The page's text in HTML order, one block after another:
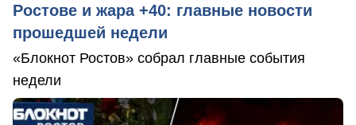
Ростове и жара +40: главные новости
прошедшей недели
«Блокнот Ростов» собрал главные события
недели